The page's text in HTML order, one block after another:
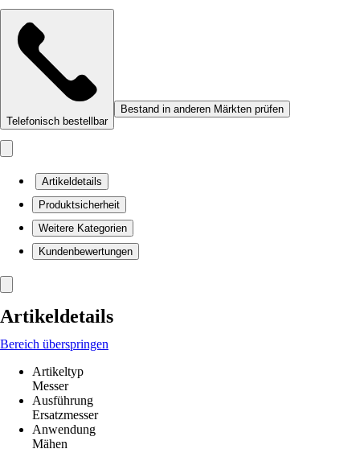
Telefonisch bestellbar
Bestand in anderen Märkten prüfen
Artikeldetails
Produktsicherheit
Weitere Kategorien
Kundenbewertungen
Artikeldetails
Bereich überspringen
Artikeltyp
Messer
Ausführung
Ersatzmesser
Anwendung
Mähen